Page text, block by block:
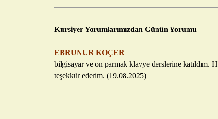
Kursiyer Yorumlarımızdan Günün Yorumu
EBRUNUR KOÇER
bilgisayar ve on parmak klavye derslerine katıldım.
teşekkür ederim. (19.08.2025)